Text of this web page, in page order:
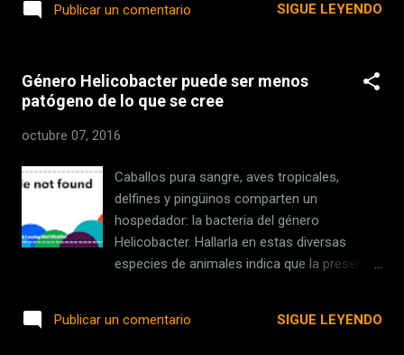
veinte países, autores de las treinta y cuatro mil
en efectivo, sumados al renombre mundial que
significa ganar un certamen tan enorme. La
publicidad que reciben los trabajos de los
invaluable. La mayoría de deportes no requieren
que arriesgues tu vida para practicarlos
efectivamente. El baloncesto, el tenis, la
natación, el atletismo, el fútbol, etc. En todos
ellos puedes estar seguro de que tu seguridad
juegas contra el Real Madrid ; allí sí s...
Publicar un comentario SIGUE LEYENDO
Género Helicobacter puede ser menos
patógeno de lo que se cree
octubre 07, 2016
Caballos pura sangre, aves tropicales,
delfines y pingüinos comparten un
hospedador: la bacteria del género
Helicobacter. Hallarla en estas diversas
especies de animales indica que la presencia
especialistas del Instituto Venezolano de
Publicar un comentario SIGUE LEYENDO